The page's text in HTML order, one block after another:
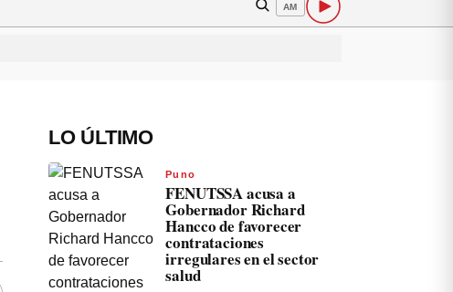
AM
LO ÚLTIMO
Puno
FENUTSSA acusa a
Gobernador Richard
Hancco de favorecer
contrataciones
irregulares en el sector
salud